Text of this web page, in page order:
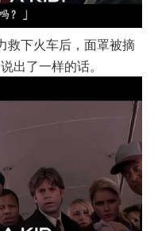
救下火车后，面罩被摘
出了一样的话。